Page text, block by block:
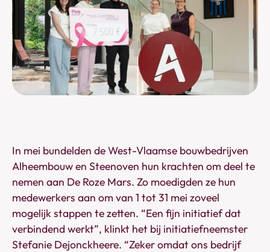
In mei bundelden de West-Vlaamse bouwbedrijven
Alheembouw en Steenoven hun krachten om deel te
nemen aan De Roze Mars. Zo moedigden ze hun
medewerkers aan om van 1 tot 31 mei zoveel
mogelijk stappen te zetten. “Een fijn initiatief dat
verbindend werkt”, klinkt het bij initiatiefneemster
Stefanie Dejonckheere. “Zeker omdat ons bedrijf